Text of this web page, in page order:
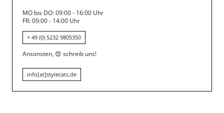
MO bis DO: 09:00 - 16:00 Uhr
FR: 09:00 - 14:00 Uhr
+ 49 (0) 5232 9805350
Ansonsten, 😍 schreib uns!
info[at]stylecats.de